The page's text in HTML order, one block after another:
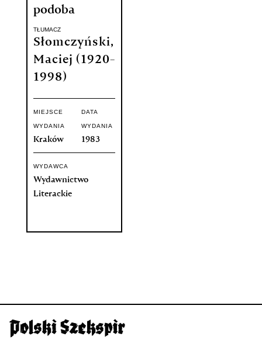
podoba
TŁUMACZ
Słomczyński,
Maciej (1920-
1998)
MIEJSCE
WYDANIA
Kraków
DATA
WYDANIA
1983
WYDAWCA
Wydawnictwo
Literackie